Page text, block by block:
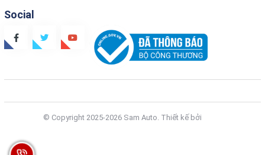
Social
© Copyright 2025-2026 Sam Auto. Thiết kế bởi